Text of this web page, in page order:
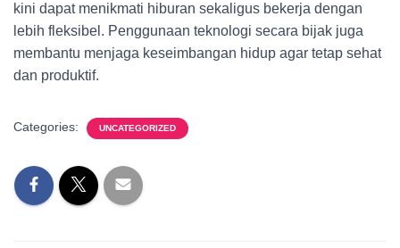
kini dapat menikmati hiburan sekaligus bekerja dengan
lebih fleksibel. Penggunaan teknologi secara bijak juga
membantu menjaga keseimbangan hidup agar tetap sehat
dan produktif.
Categories: UNCATEGORIZED